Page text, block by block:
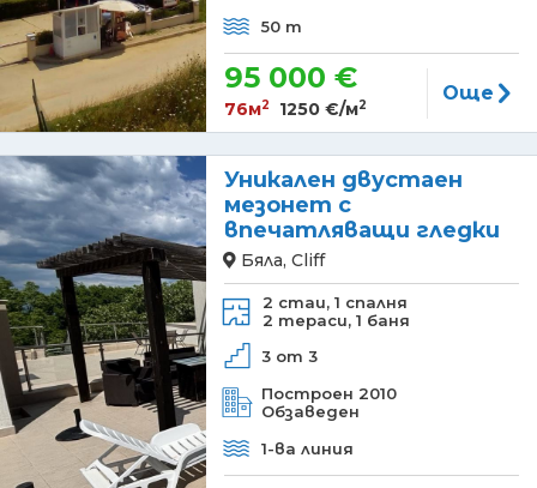
50 m
95 000 €
76м2 1250 €/м2
Още
Уникален двустаен
мезонет с
впечатляващи гледки
Бяла, Cliff
2 стаи, 1 спалня
2 тераси, 1 баня
3 от 3
Построен 2010
Обзаведен
1-ва линия